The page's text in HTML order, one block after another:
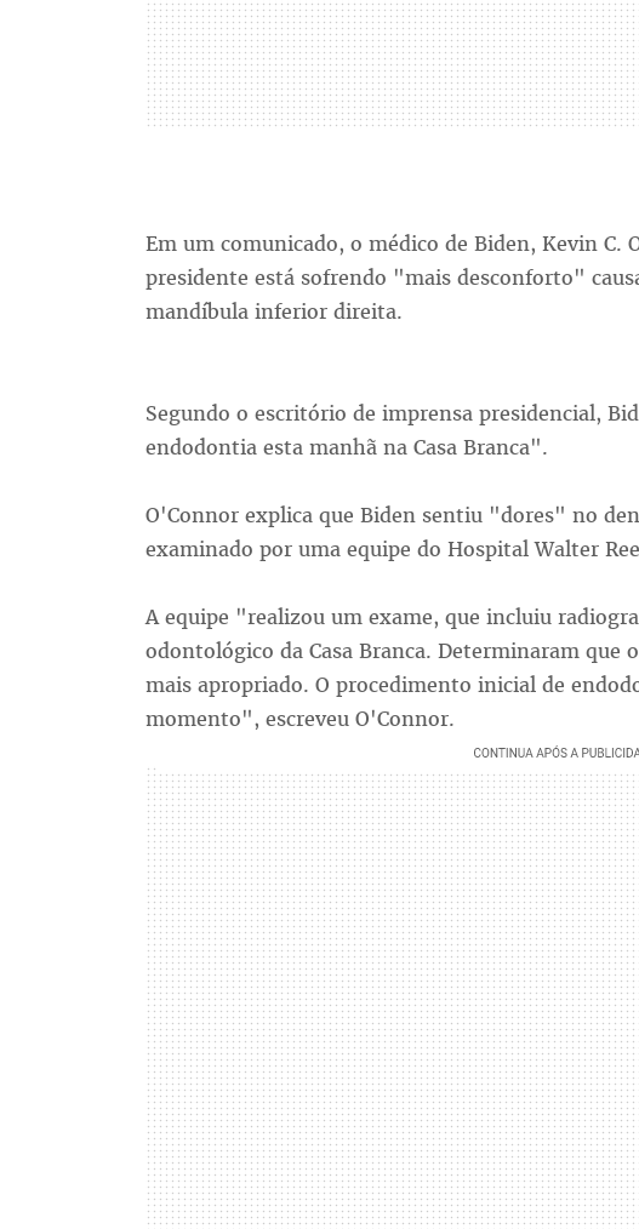
Em um comunicado, o médico de Biden, Kevin C.
presidente está sofrendo "mais desconforto"
mandíbula inferior direita.
Segundo o escritório de imprensa presidencial,
endodontia esta manhã na Casa Branca".
O'Connor explica que Biden sentiu "dores" no
examinado por uma equipe do Hospital Walter
A equipe "realizou um exame, que incluiu
odontológico da Casa Branca. Determinaram que
mais apropriado. O procedimento inicial de
momento", escreveu O'Connor.